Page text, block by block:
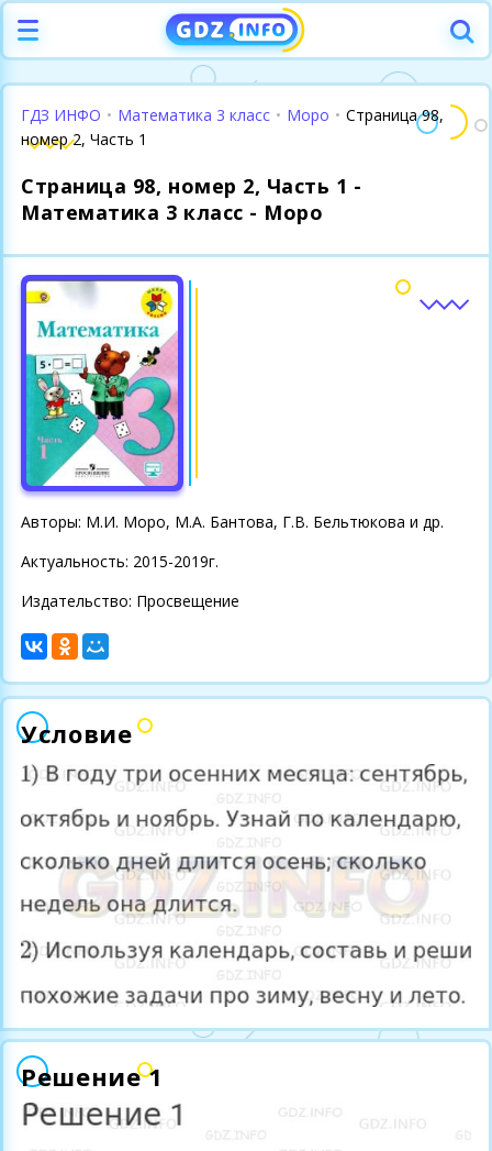
ГДЗ ИНФО • Математика 3 класс • Моро • Страница 98,
номер 2, Часть 1
Страница 98, номер 2, Часть 1 -
Математика 3 класс - Моро
Авторы: М.И. Моро, М.А. Бантова, Г.В. Бельтюкова и др.
Актуальность: 2015-2019г.
Издательство: Просвещение
Условие
Решение 1